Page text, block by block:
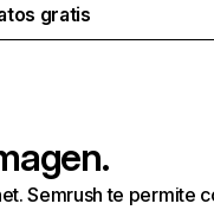
gratis
Semrush te permite